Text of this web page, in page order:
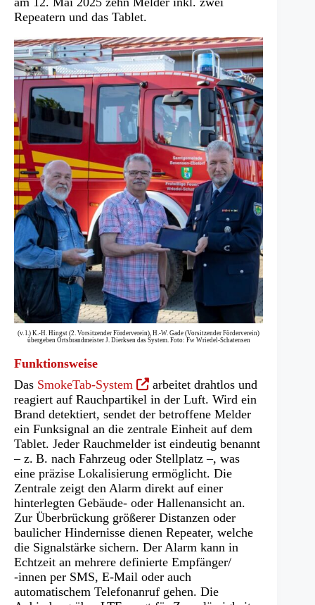
Repeatern und das Tablet.
(v. l.) K.-H. Hingst (2. Vorsitzender Förderverein), H.-W. Gade (Vorsitzender Förderverein)
übergeben Ortsbrandmeister J. Dierksen das System. Foto: Fw Wriedel-Schatensen
Funktionsweise
Das SmokeTab-System (Öffnet
in
einem
neuen
Tab)
arbeitet drahtlos und
reagiert auf Rauchpartikel in der Luft. Wird ein
Brand detektiert, sendet der betroffene Melder
ein Funksignal an die zentrale Einheit auf dem
Tablet. Jeder Rauchmelder ist eindeutig benannt
– z. B. nach Fahrzeug oder Stellplatz –, was
eine präzise Lokalisierung ermöglicht. Die
Zentrale zeigt den Alarm direkt auf einer
hinterlegten Gebäude- oder Hallenansicht an.
Zur Überbrückung größerer Distanzen oder
baulicher Hindernisse dienen Repeater, welche
die Signalstärke sichern. Der Alarm kann in
Echtzeit an mehrere definierte Empfänger/
-innen per SMS, E-Mail oder auch
automatischem Telefonanruf gehen. Die